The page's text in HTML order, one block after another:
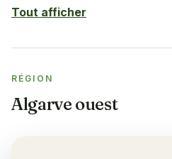
✓
Climatisation
Yes, in the lounge and bedrooms
Tout afficher
RÉGION
Algarve ouest